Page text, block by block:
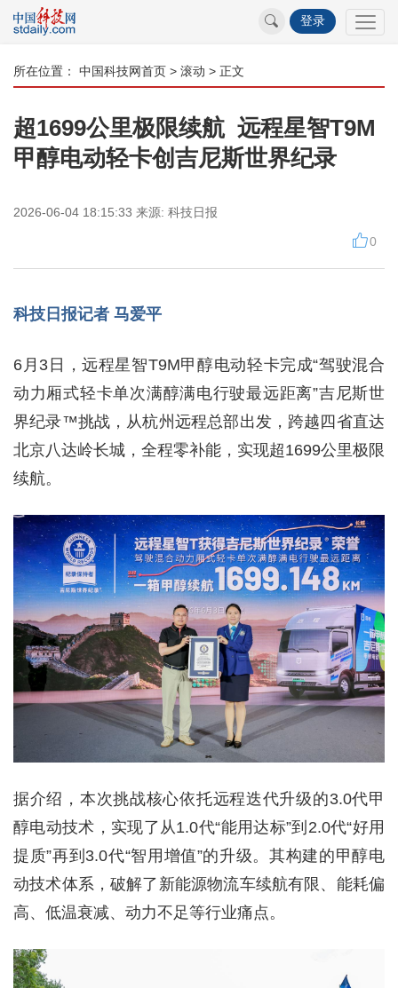
登录
所在位置： 中国科技网首页 > 滚动 > 正文
超1699公里极限续航 远程星智T9M
甲醇电动轻卡创吉尼斯世界纪录
2026-06-04 18:15:33 来源: 科技日报
0
科技日报记者 马爱平
6月3日，远程星智T9M甲醇电动轻卡完成“驾驶混合
动力厢式轻卡单次满醇满电行驶最远距离”吉尼斯世
界纪录™挑战，从杭州远程总部出发，跨越四省直达
北京八达岭长城，全程零补能，实现超1699公里极限
续航。
据介绍，本次挑战核心依托远程迭代升级的3.0代甲
醇电动技术，实现了从1.0代“能用达标”到2.0代“好用
提质”再到3.0代“智用增值”的升级。其构建的甲醇电
动技术体系，破解了新能源物流车续航有限、能耗偏
高、低温衰减、动力不足等行业痛点。